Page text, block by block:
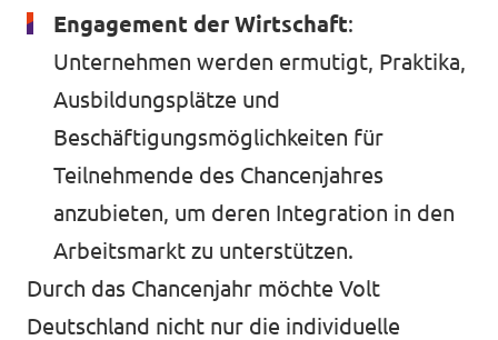
Engagement der Wirtschaft:
Unternehmen werden ermutigt, Praktika,
Ausbildungsplätze und
Beschäftigungsmöglichkeiten für
Teilnehmende des Chancenjahres
anzubieten, um deren Integration in den
Arbeitsmarkt zu unterstützen.
Durch das Chancenjahr möchte Volt
Deutschland nicht nur die individuelle